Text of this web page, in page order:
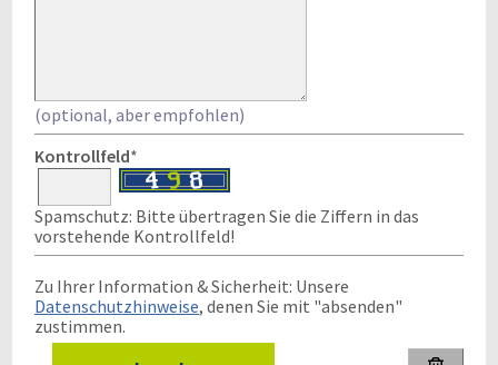
(optional, aber empfohlen)
Kontrollfeld*
Spamschutz: Bitte übertragen Sie die Ziffern in das
vorstehende Kontrollfeld!
Zu Ihrer Information & Sicherheit: Unsere
Datenschutzhinweise, denen Sie mit "absenden"
zustimmen.